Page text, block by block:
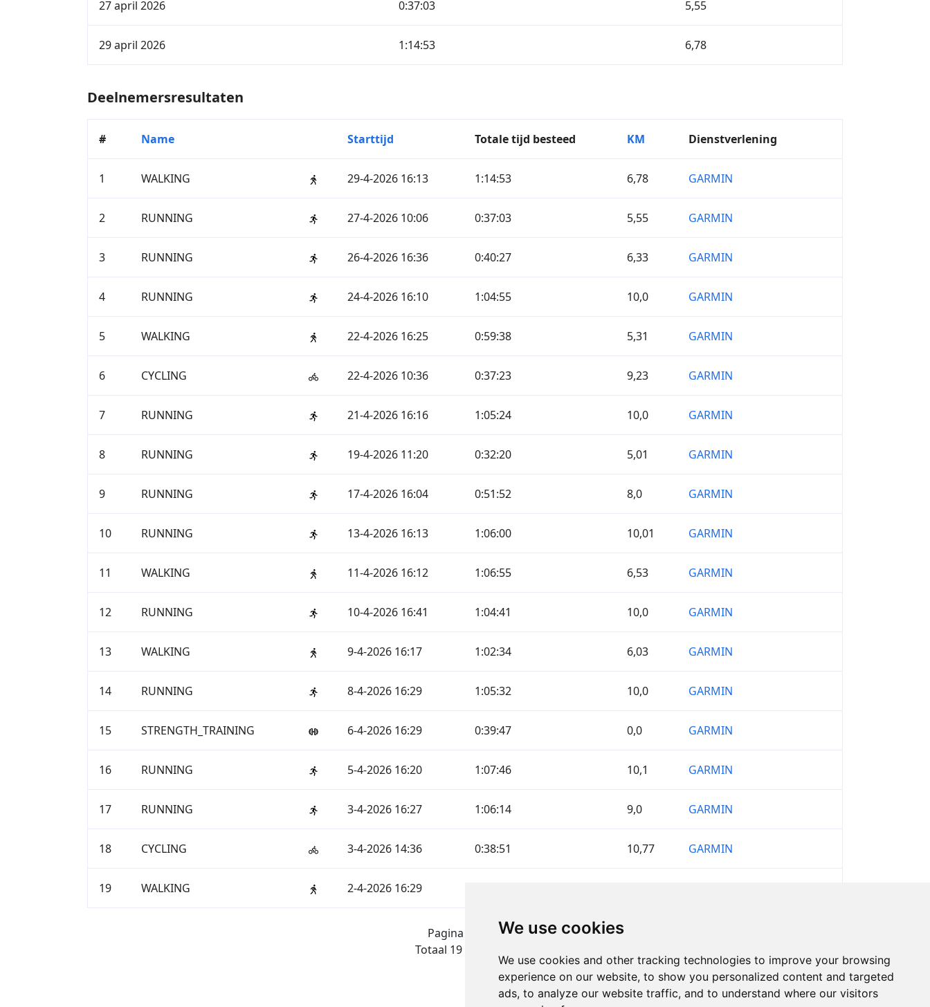
We use cookies
We use cookies and other tracking technologies to improve your browsing
experience on our website, to show you personalized content and targeted
ads, to analyze our website traffic, and to understand where our visitors
27 april 2026 0:37:03 5,55
29 april 2026 1:14:53 6,78
Deelnemersresultaten
# Name Starttijd Totale tijd besteed KM Dienstverlening
1 WALKING 29-4-2026 16:13 1:14:53 6,78 GARMIN
2 RUNNING 27-4-2026 10:06 0:37:03 5,55 GARMIN
3 RUNNING 26-4-2026 16:36 0:40:27 6,33 GARMIN
4 RUNNING 24-4-2026 16:10 1:04:55 10,0 GARMIN
5 WALKING 22-4-2026 16:25 0:59:38 5,31 GARMIN
6 CYCLING 22-4-2026 10:36 0:37:23 9,23 GARMIN
7 RUNNING 21-4-2026 16:16 1:05:24 10,0 GARMIN
8 RUNNING 19-4-2026 11:20 0:32:20 5,01 GARMIN
9 RUNNING 17-4-2026 16:04 0:51:52 8,0 GARMIN
10 RUNNING 13-4-2026 16:13 1:06:00 10,01 GARMIN
11 WALKING 11-4-2026 16:12 1:06:55 6,53 GARMIN
12 RUNNING 10-4-2026 16:41 1:04:41 10,0 GARMIN
13 WALKING 9-4-2026 16:17 1:02:34 6,03 GARMIN
14 RUNNING 8-4-2026 16:29 1:05:32 10,0 GARMIN
15 STRENGTH_TRAINING 6-4-2026 16:29 0:39:47 0,0 GARMIN
16 RUNNING 5-4-2026 16:20 1:07:46 10,1 GARMIN
17 RUNNING 3-4-2026 16:27 1:06:14 9,0 GARMIN
18 CYCLING 3-4-2026 14:36 0:38:51 10,77 GARMIN
19 WALKING 2-4-2026 16:29
Pagina 1 van 1
Totaal 19 Uitslagen